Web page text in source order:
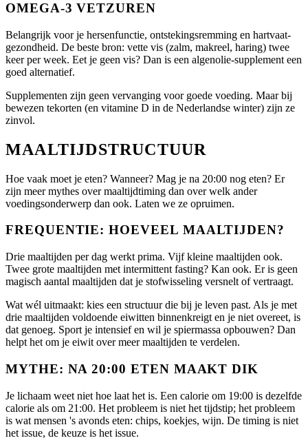
OMEGA-3 VETZUREN
Belangrijk voor je hersenfunctie, ontstekingsremming en hartvaat-
gezondheid. De beste bron: vette vis (zalm, makreel, haring) twee
keer per week. Eet je geen vis? Dan is een algenolie-supplement een
goed alternatief.
Supplementen zijn geen vervanging voor goede voeding. Maar bij
bewezen tekorten (en vitamine D in de Nederlandse winter) zijn ze
zinvol.
MAALTIJDSTRUCTUUR
Hoe vaak moet je eten? Wanneer? Mag je na 20:00 nog eten? Er
zijn meer mythes over maaltijdtiming dan over welk ander
voedingsonderwerp dan ook. Laten we ze opruimen.
FREQUENTIE: HOEVEEL MAALTIJDEN?
Drie maaltijden per dag werkt prima. Vijf kleine maaltijden ook.
Twee grote maaltijden met intermittent fasting? Kan ook. Er is geen
magisch aantal maaltijden dat je stofwisseling versnelt of vertraagt.
Wat wél uitmaakt: kies een structuur die bij je leven past. Als je met
drie maaltijden voldoende eiwitten binnenkreigt en je niet overeet, is
dat genoeg. Sport je intensief en wil je spiermassa opbouwen? Dan
helpt het om je eiwit over meer maaltijden te verdelen.
MYTHE: NA 20:00 ETEN MAAKT DIK
Je lichaam weet niet hoe laat het is. Een calorie om 19:00 is dezelfde
calorie als om 21:00. Het probleem is niet het tijdstip; het probleem
is wat mensen 's avonds eten: chips, koekjes, wijn. De timing is niet
het issue, de keuze is het issue.